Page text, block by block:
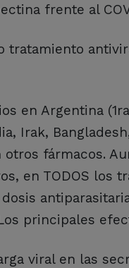
frente al
tratamiento
en Argentina
Irak,
fármacos.
en TODOS los
principales
viral en las